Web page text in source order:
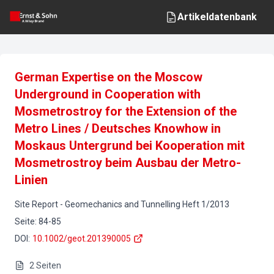
Artikeldatenbank
German Expertise on the Moscow
Underground in Cooperation with
Mosmetrostroy for the Extension of the
Metro Lines / Deutsches Knowhow in
Moskaus Untergrund bei Kooperation mit
Mosmetrostroy beim Ausbau der Metro-
Linien
Site Report - Geomechanics and Tunnelling Heft 1/2013
Seite: 84-85
DOI : 10.1002/geot.201390005
2 Seiten